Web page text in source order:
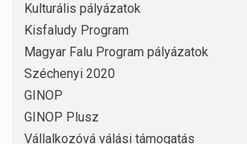
Kulturális pályázatok
Kisfaludy Program
Magyar Falu Program pályázatok
Széchenyi 2020
GINOP
GINOP Plusz
Vállalkozóvá válási támogatás